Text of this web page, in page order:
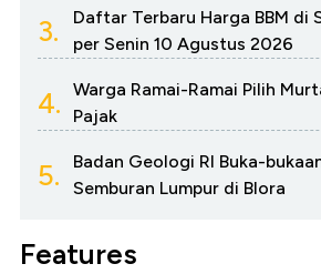
3.
Daftar Terbaru Harga BBM di
per Senin 10 Agustus 2026
4.
Warga Ramai-Ramai Pilih
Pajak
5.
Badan Geologi RI Buka-
Semburan Lumpur di Blora
Features